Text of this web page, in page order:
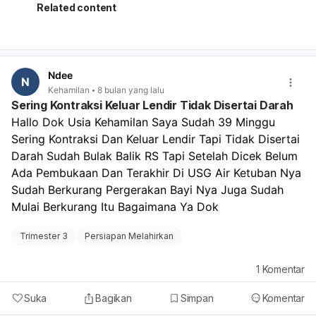
untuk pemeriksaan lebih lanjut dan memastikan kondisi
Related content
N Ndee
Kehamilan 8 bulan yang lalu
Sering Kontraksi Keluar Lendir Tidak Disertai Darah
Hallo Dok Usia Kehamilan Saya Sudah 39 Minggu
Sering Kontraksi Dan Keluar Lendir Tapi Tidak Disertai
Darah Sudah Bulak Balik RS Tapi Setelah Dicek Belum
Ada Pembukaan Dan Terakhir Di USG Air Ketuban Nya
Sudah Berkurang Pergerakan Bayi Nya Juga Sudah
Mulai Berkurang Itu Bagaimana Ya Dok
Trimester 3 Persiapan Melahirkan
Suka Bagikan Simpan Komentar
1 Komentar